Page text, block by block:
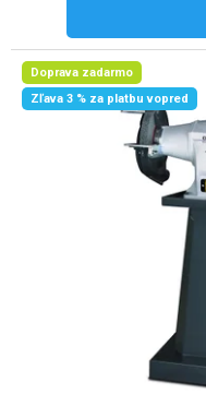
Doprava zadarmo
Zľava 3 % za platbu vopred